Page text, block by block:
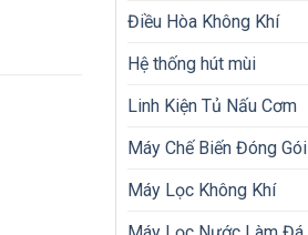
Điều Hòa Không Khí
Hệ thống hút mùi
Linh Kiện Tủ Nấu Cơm
Máy Chế Biến Đóng Gói
Máy Lọc Không Khí